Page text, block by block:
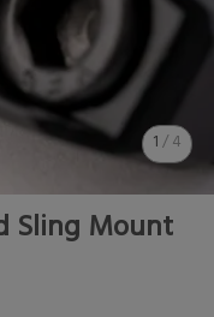
1/4
Sling Mount